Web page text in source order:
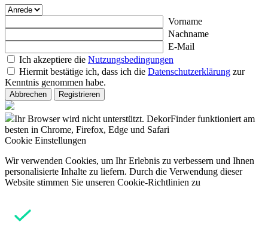
Vorname
Nachname
E-Mail
Ich akzeptiere die Nutzungsbedingungen
Hiermit bestätige ich, dass ich die Datenschutzerklärung zur
Kenntnis genommen habe.
Abbrechen Registrieren
Ihr Browser wird nicht unterstützt. DekorFinder funktioniert am
besten in Chrome, Firefox, Edge und Safari
Cookie Einstellungen
Wir verwenden Cookies, um Ihr Erlebnis zu verbessern und Ihnen
personalisierte Inhalte zu liefern. Durch die Verwendung dieser
Website stimmen Sie unseren Cookie-Richtlinien zu